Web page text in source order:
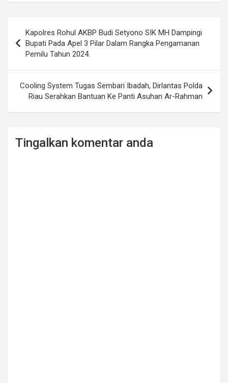
navigation
Kapolres Rohul AKBP Budi Setyono SIK MH Dampingi
Bupati Pada Apel 3 Pilar Dalam Rangka Pengamanan
Pemilu Tahun 2024.
Cooling System Tugas Sembari Ibadah, Dirlantas Polda
Riau Serahkan Bantuan Ke Panti Asuhan Ar-Rahman
Tingalkan komentar anda